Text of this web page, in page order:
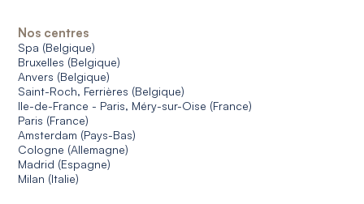
Nos centres
Spa (Belgique)
Bruxelles (Belgique)
Anvers (Belgique)
Saint-Roch, Ferrières (Belgique)
Ile-de-France - Paris, Méry-sur-Oise (France)
Paris (France)
Amsterdam (Pays-Bas)
Cologne (Allemagne)
Madrid (Espagne)
Milan (Italie)